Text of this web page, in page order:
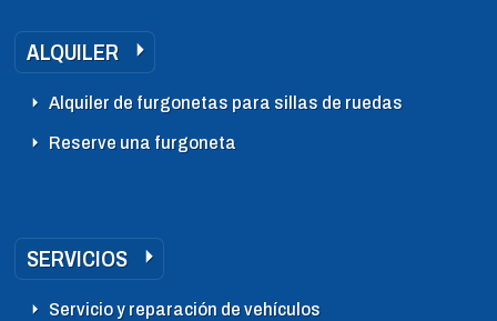
ALQUILER
Alquiler de furgonetas para sillas de ruedas
Reserve una furgoneta
SERVICIOS
Servicio y reparación de vehículos